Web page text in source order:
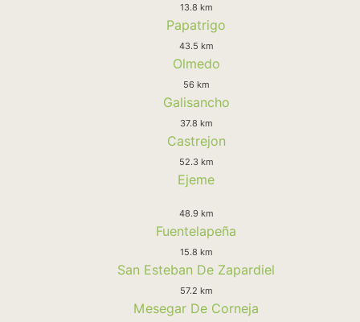
13.8 km
Papatrigo
43.5 km
Olmedo
56 km
Galisancho
37.8 km
Castrejon
52.3 km
Ejeme
48.9 km
Fuentelapeña
15.8 km
San Esteban De Zapardiel
57.2 km
Mesegar De Corneja